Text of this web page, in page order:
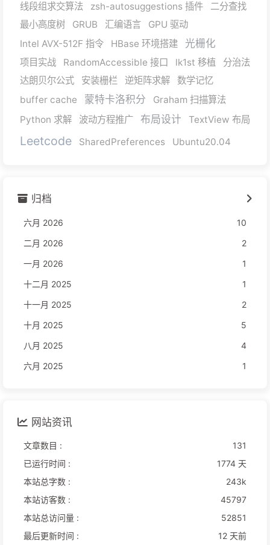
线段组求交算法 zsh-autosuggestions 插件
二分查找
最小高度树
GRUB 汇编语言
GPU 驱动
Intel AVX-512F 指令
HBase 环境搭建 光栅化
项目实战 RandomAccessible 接口 lk1st 移植
分治法
达朗贝尔公式
安装栅栏 逆矩阵求解
数学记忆
buffer cache
蒙特卡洛积分
Graham 扫描算法
Python 求解
波动方程推广 布局设计 TextView 布局
Leetcode SharedPreferences Ubuntu20.04
归档
六月 2026
10
二月 2026
2
一月 2026
1
十二月 2025
1
十一月 2025
2
十月 2025
5
八月 2025
4
六月 2025
1
网站资讯
文章数目 :
131
已运行时间 :
1774 天
本站总字数 :
243k
本站访客数 :
45797
本站总访问量 :
52851
最后更新时间 :
12 天前